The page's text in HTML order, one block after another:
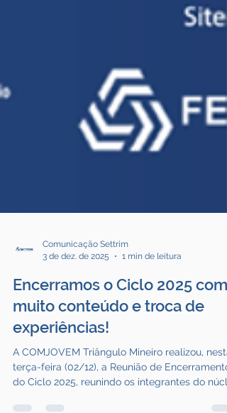
3 de dez. de 2025
1 min de leitura
Encerramos o Ciclo 2025 com
muito conteúdo e troca de
experiências!
A COMJOVEM Triângulo Mineiro realizou, nesta
do Ciclo 2025, reunindo os integrantes do